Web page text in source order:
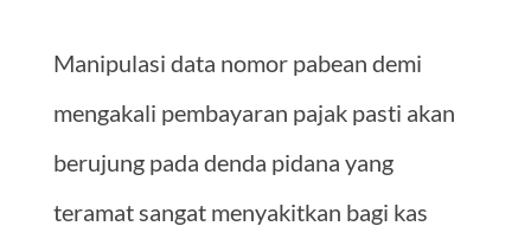
Manipulasi data nomor pabean demi
mengakali pembayaran pajak pasti akan
berujung pada denda pidana yang
teramat sangat menyakitkan bagi kas